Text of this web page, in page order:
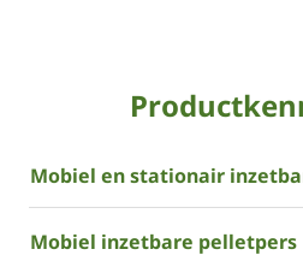
Mobiel en stationair
Mobiel inzetbare pelletpers